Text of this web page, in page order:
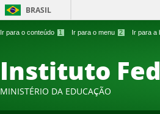
Ir para o conteúdo 1 Ir para o menu 2 Ir para a
BRASIL
Instituto
MINISTÉRIO DA EDUCAÇÃO